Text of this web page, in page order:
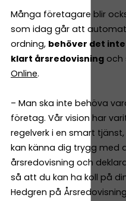
Många företagare blir
som idag går att
ordning, behöver det
klart årsredovisning och
Online.
– Man ska inte behöva
företag. Vår vision har
regelverk i en smart
kan känna dig trygg med
årsredovisning och
så att du kan ha koll på
Hedgren på